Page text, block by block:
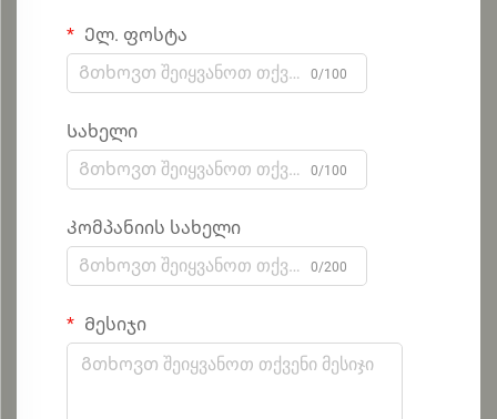
Ელ. ფოსტა
0/100
Სახელი
0/100
Კომპანიის სახელი
0/200
Მესიჯი